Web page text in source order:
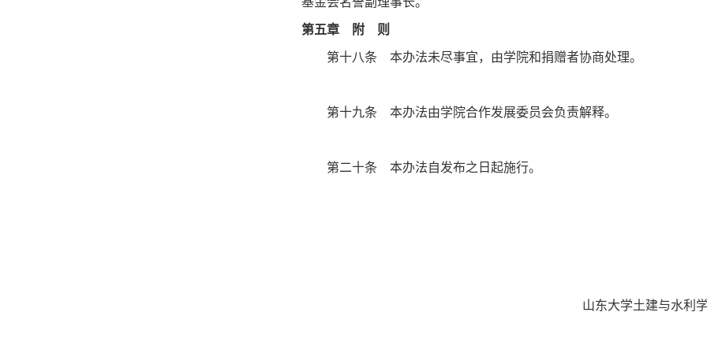
第五章 附 则
第十八条 本办法未尽事宜，由学院和捐赠者协商处理。
第十九条 本办法由学院合作发展委员会负责解释。
第二十条 本办法自发布之日起施行。
山东大学土建与水利学